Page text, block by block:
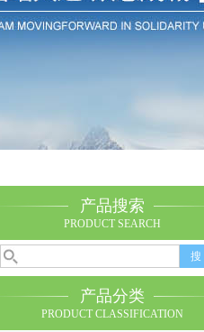
产品搜索
PRODUCT SEARCH
产品分类
PRODUCT CLASSIFICATION